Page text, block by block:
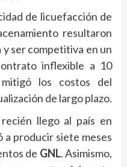
de licuefacción de
resultaron
y ser competitiva en un
inflexible a 10
los costos del
de largo plazo.
llego al país en
producir siete meses
de GNL. Asimismo,